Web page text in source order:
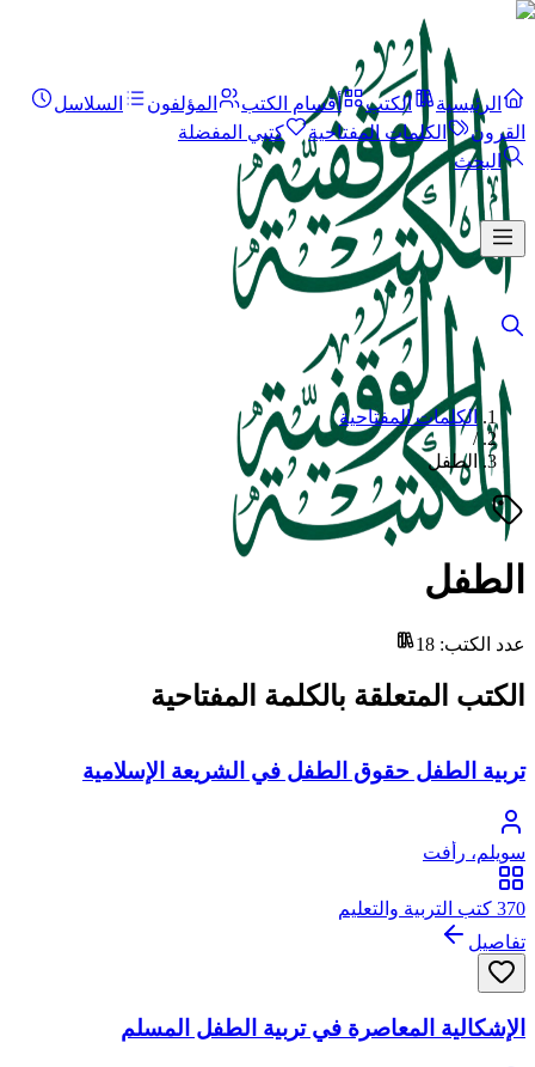
الرئيسية الكتب أقسام الكتب المؤلفون
السلاسل
القرون
الكلمات المفتاحية
كتبي المفضلة
البحث
الكلمات المفتاحية
/
الطفل
الطفل
عدد الكتب:
18
الكتب المتعلقة بالكلمة المفتاحية
تربية الطفل حقوق الطفل في الشريعة الإسلامية
سويلم، رأفت
370 كتب التربية والتعليم
تفاصيل
الإشكالية المعاصرة في تربية الطفل المسلم